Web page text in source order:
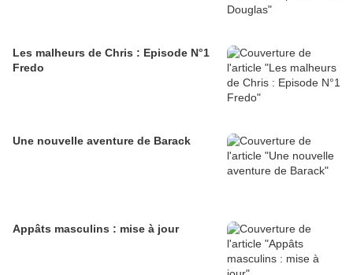
Les malheurs de Chris : Episode N°1
Fredo
Une nouvelle aventure de Barack
Appâts masculins : mise à jour